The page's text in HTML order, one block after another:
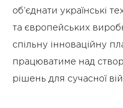
об’єднати українські
та європейських
спільну інноваційну
працюватиме над
рішень для сучасної